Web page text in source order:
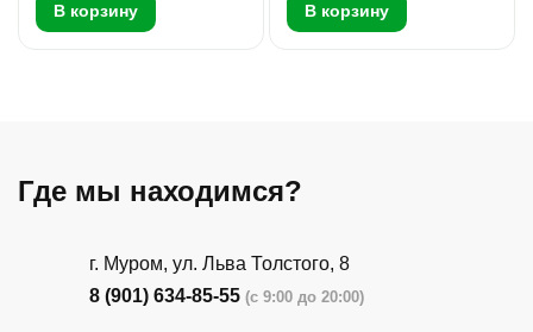
В корзину В корзину
Где мы находимся?
г. Муром, ул. Льва Толстого, 8
8 (901) 634-85-55 (с 9:00 до 20:00)